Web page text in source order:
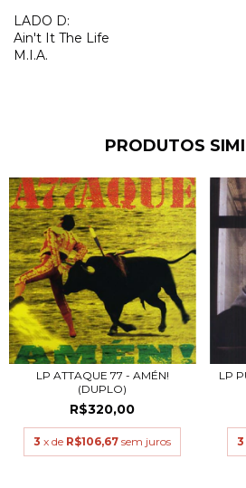
LADO D:
Ain't It The Life
M.I.A.
PRODUTOS
LP ATTAQUE 77 - AMÉN!
(DUPLO)
R$320,00
3 x de R$106,67 sem juros
LP
3